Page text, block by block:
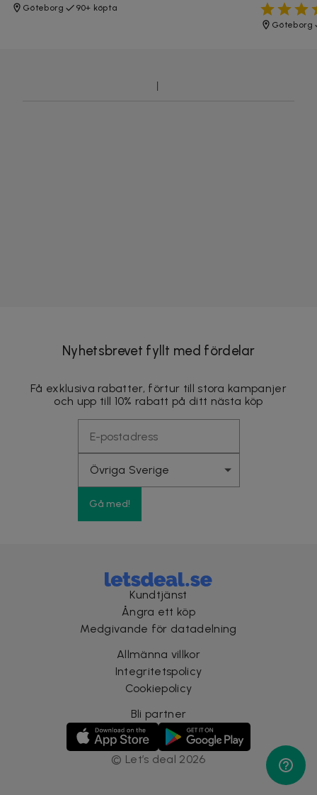
Göteborg 90+ köpta
Göteborg
Nyhetsbrevet fyllt med fördelar
Få exklusiva rabatter, förtur till stora kampanjer
och upp till 10% rabatt på ditt nästa köp
Gå med!
Kundtjänst
Ångra ett köp
Medgivande för datadelning
Allmänna villkor
Integritetspolicy
Cookiepolicy
Bli partner
© Let’s deal 2026